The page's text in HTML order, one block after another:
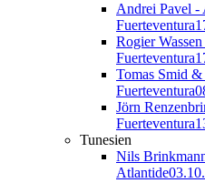
Andrei Pavel -
Fuerteventura
Rogier
Fuerteventura
Tomas Smid
Fuerteventura
Jörn
Fuerteventura
Tunesien
Nils
Atlantide